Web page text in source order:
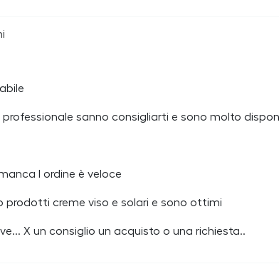
professionale sanno consigliarti e sono molto
l ordine è veloce
prodotti creme viso e solari e sono ottimi
X un consiglio un acquisto o una richiesta..